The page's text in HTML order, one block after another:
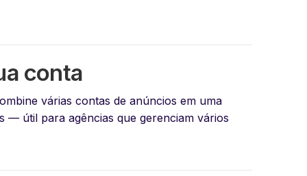
conta
várias contas de anúncios em uma
— útil para agências que gerenciam vários